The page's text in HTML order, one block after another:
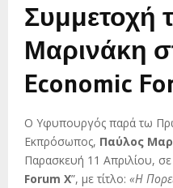
Συμμετοχή
Μαρινάκη
Economic
Ο Υφυπουργός παρά τω
Εκπρόσωπος, Παύλος
Παρασκευή 11 Απριλίου,
Forum X”, με τίτλο: «Η